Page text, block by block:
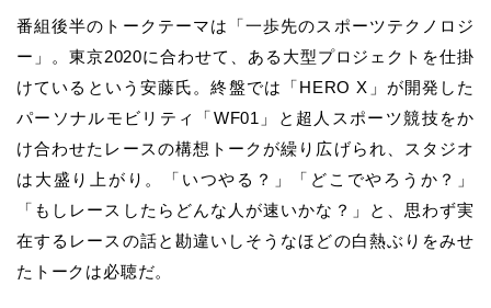
番組後半のトークテーマは「一歩先のスポーツテクノロジ
ー」。東京2020に合わせて、ある大型プロジェクトを仕掛
けているという安藤氏。終盤では「HERO X」が開発した
パーソナルモビリティ「WF01」と超人スポーツ競技をか
け合わせたレースの構想トークが繰り広げられ、スタジオ
は大盛り上がり。「いつやる？」「どこでやろうか？」
「もしレースしたらどんな人が速いかな？」と、思わず実
在するレースの話と勘違いしそうなほどの白熱ぶりをみせ
たトークは必聴だ。